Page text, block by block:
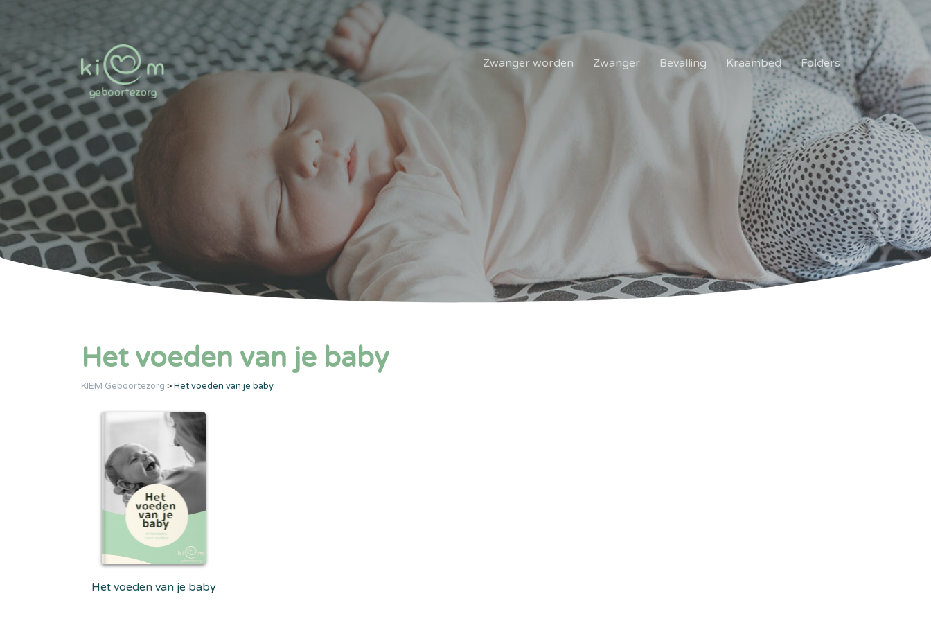
Zwanger worden Zwanger Bevalling Kraambed Folders
Het voeden van je baby
KIEM Geboortezorg >Het voeden van je baby
Het voeden van je baby